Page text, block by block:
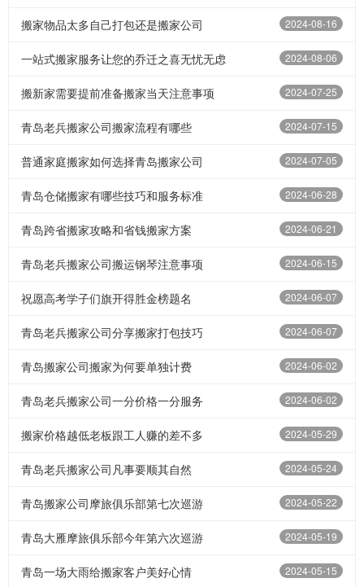
2024-08-16
搬家物品太多自己打包还是搬家公司
2024-08-06
一站式搬家服务让您的乔迁之喜无忧无虑
2024-07-25
搬新家需要提前准备搬家当天注意事项
2024-07-15
青岛老兵搬家公司搬家流程有哪些
2024-07-05
普通家庭搬家如何选择青岛搬家公司
2024-06-28
青岛仓储搬家有哪些技巧和服务标准
2024-06-21
青岛跨省搬家攻略和省钱搬家方案
2024-06-15
青岛老兵搬家公司搬运钢琴注意事项
2024-06-07
祝愿高考学子们旗开得胜金榜题名
2024-06-07
青岛老兵搬家公司分享搬家打包技巧
2024-06-02
青岛搬家公司搬家为何要单独计费
2024-06-02
青岛老兵搬家公司一分价格一分服务
2024-05-29
搬家价格越低老板跟工人赚的差不多
2024-05-24
青岛老兵搬家公司凡事要顺其自然
2024-05-22
青岛搬家公司摩旅俱乐部第七次巡游
2024-05-19
青岛大雁摩旅俱乐部今年第六次巡游
2024-05-15
青岛一场大雨给搬家客户美好心情